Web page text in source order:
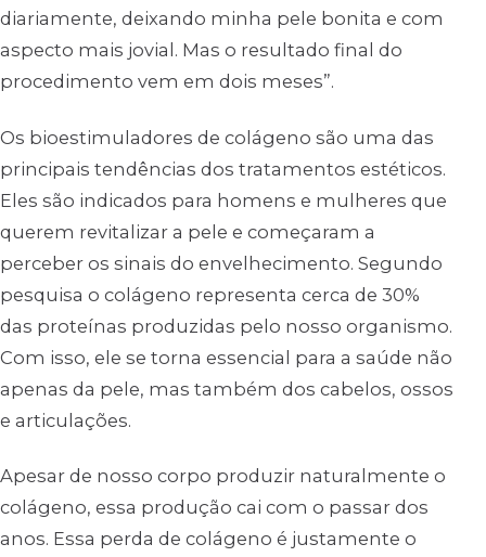
diariamente, deixando minha pele bonita e com
aspecto mais jovial. Mas o resultado final do
procedimento vem em dois meses”.
Os bioestimuladores de colágeno são uma das
principais tendências dos tratamentos estéticos.
Eles são indicados para homens e mulheres que
querem revitalizar a pele e começaram a
perceber os sinais do envelhecimento. Segundo
pesquisa o colágeno representa cerca de 30%
das proteínas produzidas pelo nosso organismo.
Com isso, ele se torna essencial para a saúde não
apenas da pele, mas também dos cabelos, ossos
e articulações.
Apesar de nosso corpo produzir naturalmente o
colágeno, essa produção cai com o passar dos
anos. Essa perda de colágeno é justamente o